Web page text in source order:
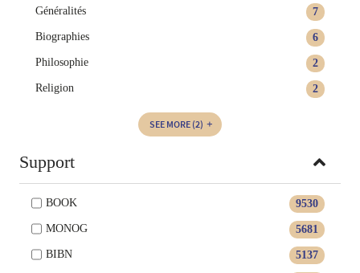
7
Généralités
6
Biographies
2
Philosophie
2
Religion
SEE MORE (2)
Support
9530
BOOK
5681
MONOG
5137
BIBN